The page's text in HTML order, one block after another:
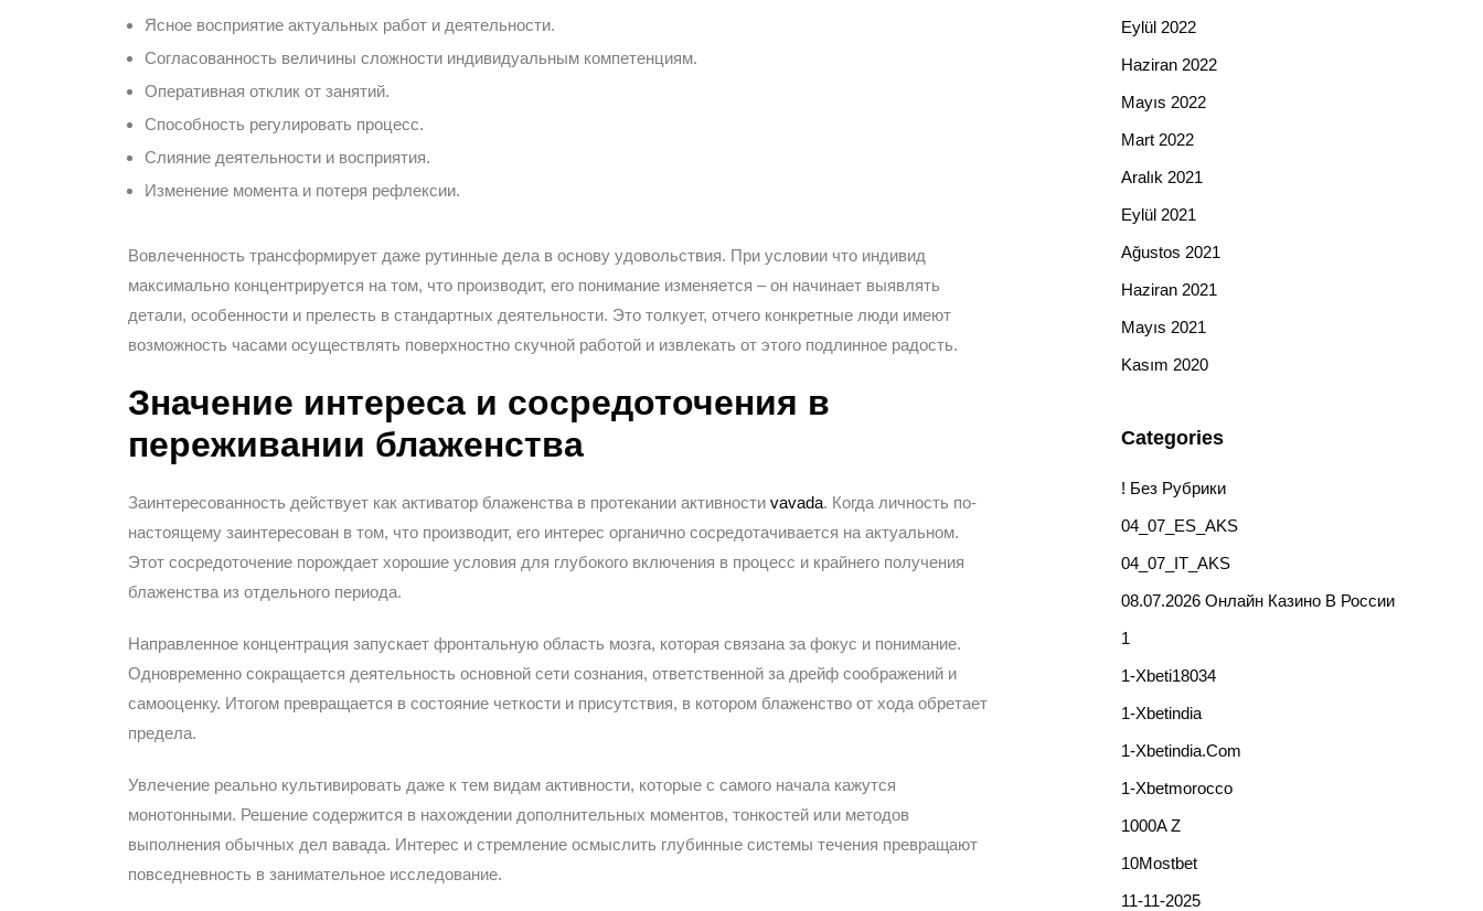
Ясное восприятие актуальных работ и деятельности.
Согласованность величины сложности индивидуальным компетенциям.
Оперативная отклик от занятий.
Способность регулировать процесс.
Слияние деятельности и восприятия.
Изменение момента и потеря рефлексии.
Вовлеченность трансформирует даже рутинные дела в основу удовольствия. При условии что индивид
максимально концентрируется на том, что производит, его понимание изменяется – он начинает выявлять
детали, особенности и прелесть в стандартных деятельности. Это толкует, отчего конкретные люди имеют
возможность часами осуществлять поверхностно скучной работой и извлекать от этого подлинное радость.
Значение интереса и сосредоточения в
переживании блаженства
Заинтересованность действует как активатор блаженства в протекании активности vavada. Когда личность по-
настоящему заинтересован в том, что производит, его интерес органично сосредотачивается на актуальном.
Этот сосредоточение порождает хорошие условия для глубокого включения в процесс и крайнего получения
блаженства из отдельного периода.
Направленное концентрация запускает фронтальную область мозга, которая связана за фокус и понимание.
Одновременно сокращается деятельность основной сети сознания, ответственной за дрейф соображений и
самооценку. Итогом превращается в состояние четкости и присутствия, в котором блаженство от хода обретает
предела.
Увлечение реально культивировать даже к тем видам активности, которые с самого начала кажутся
монотонными. Решение содержится в нахождении дополнительных моментов, тонкостей или методов
выполнения обычных дел вавада. Интерес и стремление осмыслить глубинные системы течения превращают
повседневность в занимательное исследование.
Eylül 2022
Haziran 2022
Mayıs 2022
Mart 2022
Aralık 2021
Eylül 2021
Ağustos 2021
Haziran 2021
Mayıs 2021
Kasım 2020
Categories
! Без Рубрики
04_07_ES_AKS
04_07_IT_AKS
08.07.2026 Онлайн Казино В России
1
1-Xbeti18034
1-Xbetindia
1-Xbetindia.com
1-Xbetmorocco
1000A Z
10Mostbet
11-11-2025